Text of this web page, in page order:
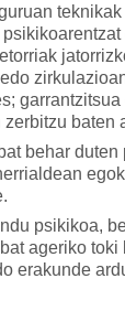
baten
behar duten
psikikoa,
ageriko toki
erakunde